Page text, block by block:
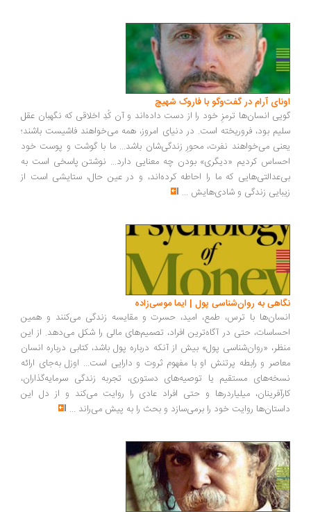
آرام در گفت‌وگو با فاروک شهیچ‭
انسان‌ها ترمزِ خود را از دست داده‌اند و آن کُدِ اخلاقی که نگهبان عقل
بود، فروریخته است. در دنیای امروز، همه می‌خواهند فاشیست باشند؛
می‌خواهند نفرت، محورِ زندگی‌شان باشد... ما با گوشت و پوست خود
کردیم «دیگری» بودن چه معنایی دارد... نوشتن پاسخی است به
که ما را احاطه کرده‌اند، و در عین حال، ستایشی است از
زندگی و شادی‌هایش...
به روان‌شناسی پول | ایما موسی‌زاده
با ترس، طمع، امید، حسرت و مقایسه زندگی می‌کنند و همین
حتی در آگاه‌ترین افراد، تصمیم‌های مالی را شکل می‌دهد. از این
«روان‌شناسی پول» بیش از آنکه درباره پول باشد، کتابی درباره انسان
و رابطه پرتنش او با مفهوم ثروت و دارایی است... اوزل به‌جای ارائه
مستقیم یا توصیه‌های دستوری، تجربه زندگی سرمایه‌گذاران،
میلیاردرها و حتی افراد عادی را روایت می‌کند و از دل این
روایت خود را برمی‌سازد و بحث را به پیش می‌راند ...